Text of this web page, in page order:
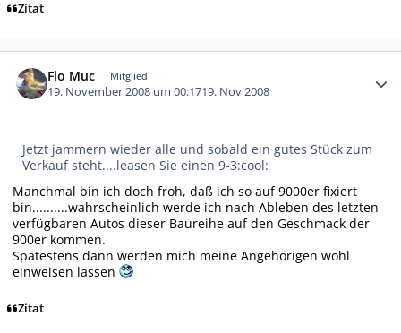
Zitat
Flo Muc Mitglied
19. November 2008 um 00:1719. Nov 2008
Jetzt jammern wieder alle und sobald ein gutes Stück zum
Verkauf steht....leasen Sie einen 9-3:cool:
Manchmal bin ich doch froh, daß ich so auf 9000er fixiert
bin..........wahrscheinlich werde ich nach Ableben des letzten
verfügbaren Autos dieser Baureihe auf den Geschmack der
900er kommen.
Spätestens dann werden mich meine Angehörigen wohl
einweisen lassen
Zitat